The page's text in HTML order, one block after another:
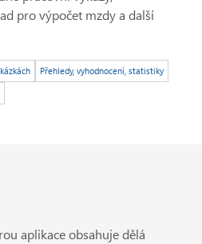
pro výpočet mzdy a další
Přehledy, vyhodnocení, statistiky
aplikace obsahuje dělá